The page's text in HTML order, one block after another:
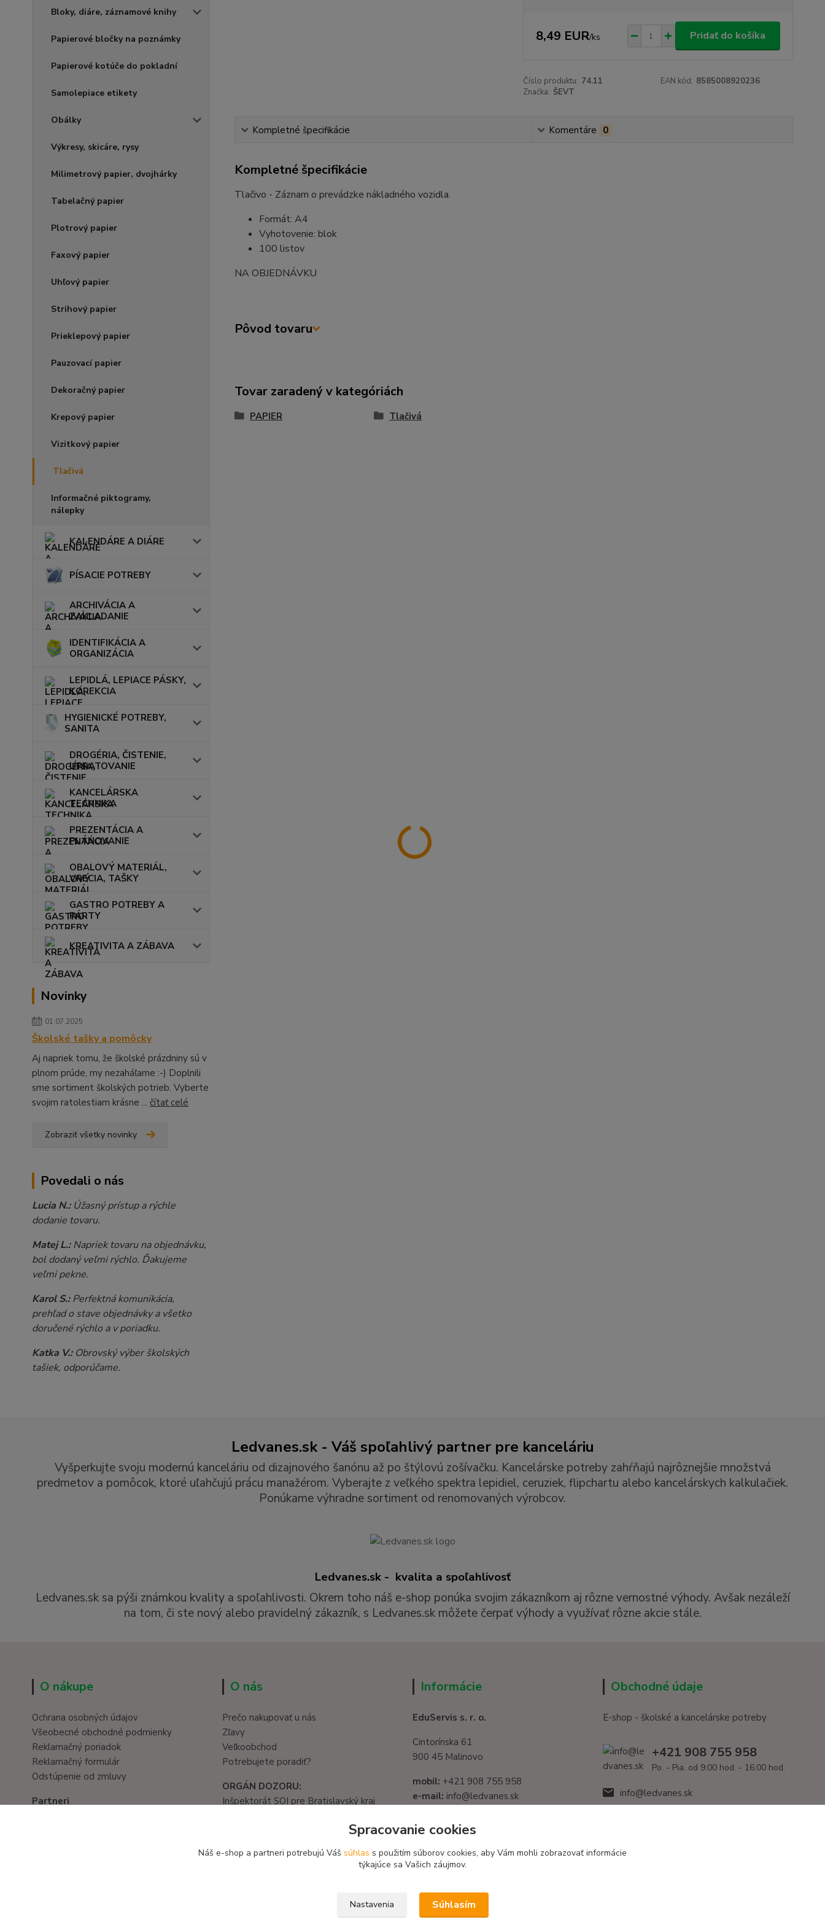
Bloky, diáre, záznamové knihy
Papierové bločky na poznámky
Papierové kotúče do pokladní
Samolepiace etikety
Obálky
Výkresy, skicáre, rysy
Milimetrový papier, dvojhárky
Tabelačný papier
Plotrový papier
Faxový papier
Uhľový papier
Strihový papier
Prieklepový papier
Pauzovací papier
Dekoračný papier
Krepový papier
Vizitkový papier
Tlačivá
Informačné piktogramy,
nálepky
KALENDÁRE A DIÁRE
PÍSACIE POTREBY
ARCHIVÁCIA A
ZAKLADANIE
IDENTIFIKÁCIA A
ORGANIZÁCIA
LEPIDLÁ, LEPIACE PÁSKY,
KOREKCIA
HYGIENICKÉ POTREBY,
SANITA
DROGÉRIA, ČISTENIE,
UPRATOVANIE
KANCELÁRSKA
TECHNIKA
PREZENTÁCIA A
PLÁNOVANIE
OBALOVÝ MATERIÁL,
VRECIA, TAŠKY
GASTRO POTREBY A
PÁRTY
KREATIVITA A ZÁBAVA
Novinky
01.07.2025
Školské tašky a pomôcky
Aj napriek tomu, že školské prázdniny sú v
plnom prúde, my nezaháľame :-) Doplnili
sme sortiment školských potrieb. Vyberte
svojim ratolestiam krásne ... čítať celé
Zobraziť všetky novinky
Povedali o nás
Lucia N.:Úžasný prístup a rýchle
dodanie tovaru.
Matej L.:Napriek tovaru na objednávku,
bol dodaný veľmi rýchlo. Ďakujeme
veľmi pekne.
Karol S.:Perfektná komunikácia,
prehľad o stave objednávky a všetko
doručené rýchlo a v poriadku.
Katka V.: Obrovský výber školských
tašiek, odporúčame.
8,49 EUR/ks Pridať do košíka
Číslo produktu: 74.11 EAN kód: 8585008920236
Značka: ŠEVT
Kompletné špecifikácie Komentáre 0
Kompletné špecifikácie
Tlačivo - Záznam o prevádzke nákladného vozidla.
Formát: A4
Vyhotovenie: blok
100 listov
NA OBJEDNÁVKU
Pôvod tovaru
Tovar zaradený v kategóriách
PAPIER Tlačivá
Ledvanes.sk - Váš spoľahlivý partner pre kanceláriu
Vyšperkujte svoju modernú kanceláriu od dizajnového šanónu až po štýlovú zošívačku. Kancelárske potreby zahŕňajú najrôznejšie množstvá
predmetov a pomôcok, ktoré uľahčujú prácu manažérom. Vyberajte z veľkého spektra lepidiel, ceruziek, flipchartu alebo kancelárskych kalkulačiek.
Ponúkame výhradne sortiment od renomovaných výrobcov.
Ledvanes.sk - kvalita a spoľahlivosť
Ledvanes.sk sa pýši známkou kvality a spoľahlivosti. Okrem toho náš e-shop ponúka svojim zákazníkom aj rôzne vernostné výhody. Avšak nezáleží
na tom, či ste nový alebo pravidelný zákazník, s Ledvanes.sk môžete čerpať výhody a využívať rôzne akcie stále.
O nákupe
Ochrana osobných údajov
Všeobecné obchodné podmienky
Reklamačný poriadok
Reklamačný formulár
Odstúpenie od zmluvy
Partneri
O nás
Prečo nakupovať u nás
Zľavy
Veľkoobchod
Potrebujete poradiť?
ORGÁN DOZORU:
Inšpektorát SOI pre Bratislavský kraj
Informácie
EduServis s. r. o.
Cintorínska 61
900 45 Malinovo
mobil: +421 908 755 958
e-mail: info@ledvanes.sk
DIČ:2122156135
Obchodné údaje
E-shop - školské a kancelárske potreby
+421 908 755 958
Po. - Pia. od 9:00 hod. - 16:00 hod.
info@ledvanes.sk
Spracovanie cookies
Náš e-shop a partneri potrebujú Váš súhlas s použitím súborov cookies, aby Vám mohli zobrazovať informácie
týkajúce sa Vašich záujmov.
Nastavenia Súhlasím